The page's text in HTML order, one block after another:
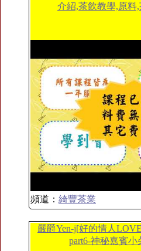
介紹,茶飲教學,原料
頻道： 綺豐茶業
嚴爵Yen-j[好的情人
part6-神秘嘉賓小